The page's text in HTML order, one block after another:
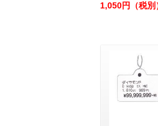
1,050円（税別